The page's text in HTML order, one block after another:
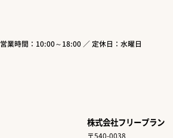
営業時間：10:00～18:00 ／ 定休日：水曜日
株式会社フリープラン
〒540-0038